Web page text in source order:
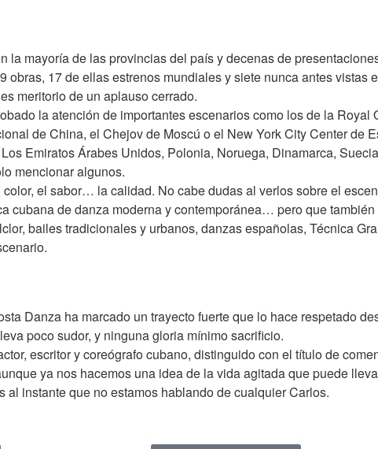
la mayoría de las provincias del país y decenas de
obras, 17 de ellas estrenos mundiales y siete nunca antes
meritorio de un aplauso cerrado.
la atención de importantes escenarios como los de la
de China, el Chejov de Moscú o el New York City Center de
Emiratos Árabes Unidos, Polonia, Noruega, Dinamarca,
mencionar algunos.
el sabor… la calidad. No cabe dudas al verlos sobre el
cubana de danza moderna y contemporánea… pero que
bailes tradicionales y urbanos, danzas españolas, Técnica
Danza ha marcado un trayecto fuerte que lo hace respetado
poco sudor, y ninguna gloria mínimo sacrificio.
escritor y coreógrafo cubano, distinguido con el título de
ya nos hacemos una idea de la vida agitada que puede
instante que no estamos hablando de cualquier Carlos.